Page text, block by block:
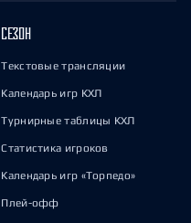
СЕЗОН
Текстовые трансляции
Календарь игр КХЛ
Турнирные таблицы КХЛ
Статистика игроков
Календарь игр «Торпедо»
Плей-офф